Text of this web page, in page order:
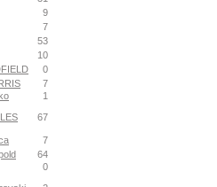
9
7
53
10
0
7
1
67
7
64
0